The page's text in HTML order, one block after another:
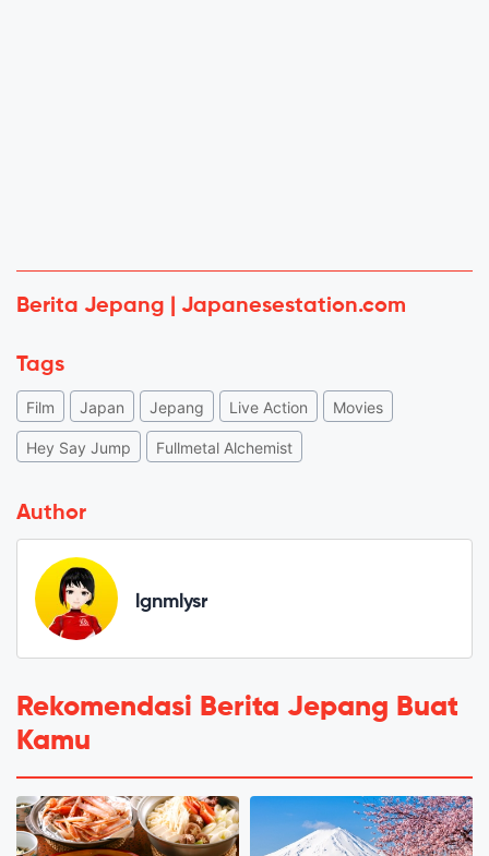
Berita Jepang | Japanesestation.com
Tags
Film Japan Jepang Live Action Movies
Hey Say Jump Fullmetal Alchemist
Author
lgnmlysr
Rekomendasi Berita Jepang Buat
Kamu